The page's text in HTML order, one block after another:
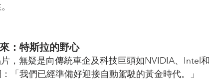
：特斯拉的野心
，無疑是向傳統車企及科技巨頭如NVIDIA、Intel
「我們已經準備好迎接自動駕駛的黃金時代。」